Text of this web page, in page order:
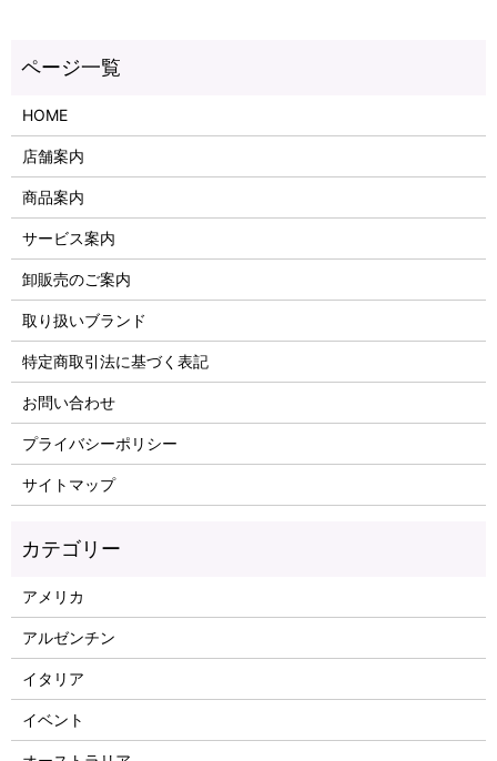
HOME
店舗案内
商品案内
サービス案内
卸販売のご案内
取り扱いブランド
特定商取引法に基づく表記
お問い合わせ
プライバシーポリシー
サイトマップ
アメリカ
アルゼンチン
イタリア
イベント